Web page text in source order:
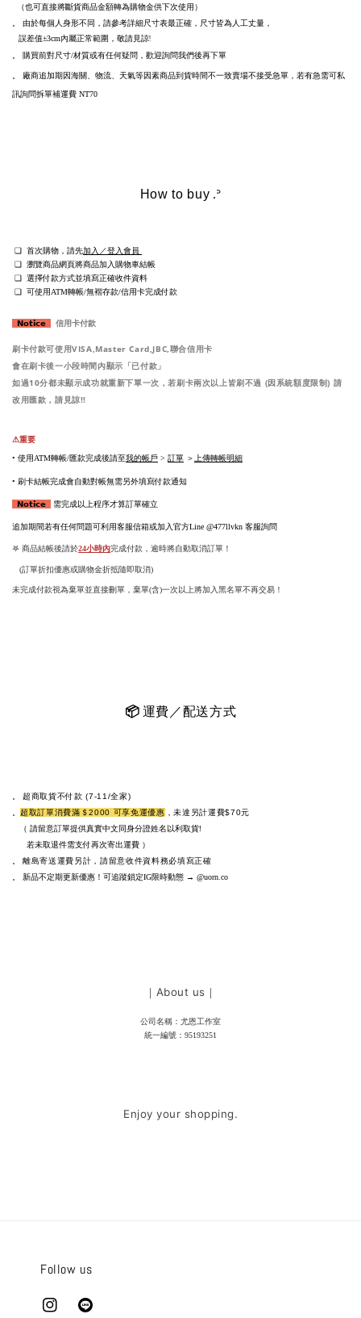
（也可直接將斷貨商品金額轉為購物金供下次使用）
由於每個人身形不同，請參考詳細尺寸表最正確，尺寸皆為人工丈量，
誤差值±3cm內屬正常範圍，敬請見諒!
。 購買前對尺寸/材質或有任何疑問，歡迎詢問我們後再下單
廠商追加期因海關、物流、天氣等因素商品到貨時間不一致賣場不接受急單 ，若有急需可私
訊詢問拆單補運費 NT70
How to buy .ᐣ
❑ 首次購物，請先加入／登入會員
❑ 瀏覽商品網頁將商品加入購物車結帳
❑ 選擇付款方式並填寫正確收件資料
❑ 可使用ATM轉帳/無褶存款/信用卡完成付款
𝗡𝗼𝘁𝗶𝗰𝗲 信用卡付款
刷卡付款可使用VISA,Master Card,JBC,聯合信用卡
會在刷卡後一小段時間內顯示「已付款」
如過10分都未顯示成功就重新下單一次 ，若刷卡兩次以上皆刷不過 (因系統額度限制) 請
改用匯款 ，請見諒!!
⚠︎重要
• 使用ATM轉帳/匯款完成後請至我的帳戶 > 訂單 ＞ 上傳轉帳明細
• 刷卡結帳完成會自動對帳無需另外填寫付款通知
𝗡𝗼𝘁𝗶𝗰𝗲 需完成以上程序才算訂單確立
追加期間若有任何問題可利用客服信箱或加入官方Line @477llvkn 客服詢問
‪𖤐 商品結帳後請於24小時內完成付款，逾時將自動取消訂單！
(訂單折扣優惠或購物金折抵隨即取消)
‪未完成付款視為棄單並直接刪單，棄單(含)一次以上將加入黑名單不再交易！
📦 運費／配送方式
。 超商取貨不付款 (7-11/全家)
。 超取訂單消費滿＄2000 可享免運優惠 ，未達另計運費$70元
（ 請留意訂單提供真實中文同身分證姓名以利取貨!
若未取退件需支付再次寄出運費 ）
。
離島寄送運費另計，請留意收件資料務必填寫正確
。 新品不定期更新優惠！可追蹤鎖定IG限時動態 → @uorn.co
｜About us｜
公司名稱：尤恩工作室
統一編號：95193251
Enjoy your shopping.
Follow us